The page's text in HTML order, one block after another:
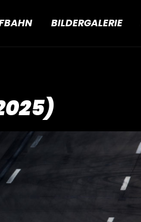
BILDERGALERIE